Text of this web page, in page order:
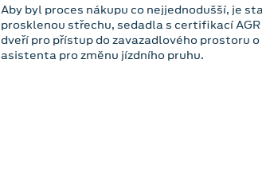
Aby byl proces nákupu co nejjednodušší, je
prosklenou střechu, sedadla s certifikací
dveří pro přístup do zavazadlového prostoru
asistenta pro změnu jízdního pruhu.